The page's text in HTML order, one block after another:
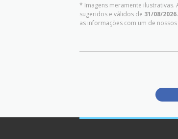
* Imagens meramente
sugeridos e válidos de 31/08/2026
as informações com um de